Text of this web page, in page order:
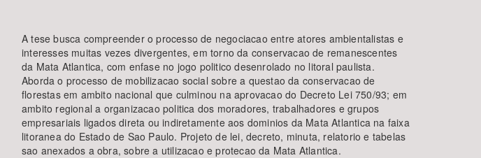
A tese busca compreender o processo de negociacao entre atores ambientalistas e
interesses muitas vezes divergentes, em torno da conservacao de remanescentes
da Mata Atlantica, com enfase no jogo politico desenrolado no litoral paulista.
Aborda o processo de mobilizacao social sobre a questao da conservacao de
florestas em ambito nacional que culminou na aprovacao do Decreto Lei 750/93; em
ambito regional a organizacao politica dos moradores, trabalhadores e grupos
empresariais ligados direta ou indiretamente aos dominios da Mata Atlantica na faixa
litoranea do Estado de Sao Paulo. Projeto de lei, decreto, minuta, relatorio e tabelas
sao anexados a obra, sobre a utilizacao e protecao da Mata Atlantica.